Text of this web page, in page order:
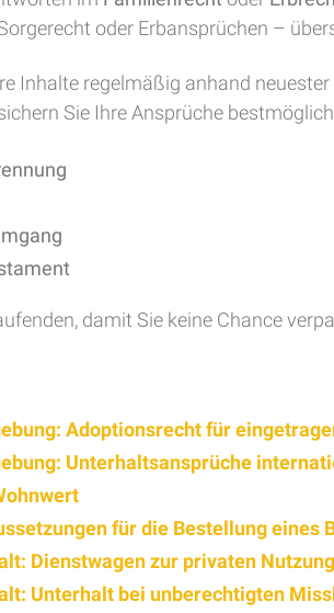
oder Erbansprüchen –
Inhalte regelmäßig anhand
Sie Ihre Ansprüche
damit Sie keine Chance
Adoptionsrecht für
Unterhaltsansprüche
für die Bestellung eines
Dienstwagen zur privaten
Unterhalt bei unberechtigten